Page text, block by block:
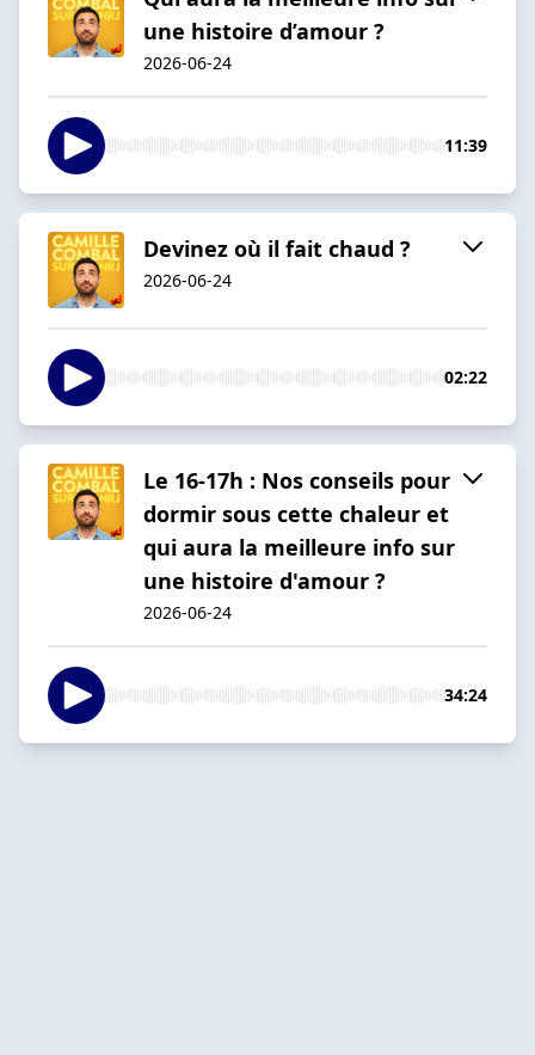
une histoire d’amour ?
2026-06-24
11:39
Devinez où il fait chaud ?
2026-06-24
02:22
Le 16-17h : Nos conseils pour
dormir sous cette chaleur et
qui aura la meilleure info sur
une histoire d'amour ?
2026-06-24
34:24